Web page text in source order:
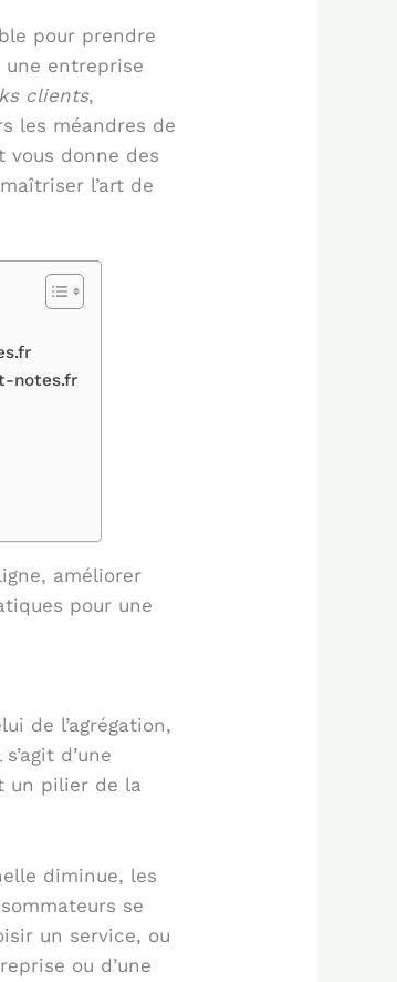
pour prendre
une entreprise
clients,
les méandres de
vous donne des
l’art de
notes.fr
améliorer
pour une
de l’agrégation,
d’une
un pilier de la
diminue, les
se
un service, ou
ou d’une